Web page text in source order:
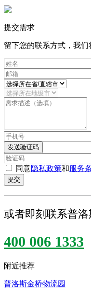
提交需求
留下您的联系方式，我
发送验证码
同意隐私政策和服务
提交
或者即刻联系普
400 006 1333
附近推荐
普洛斯金桥物流园